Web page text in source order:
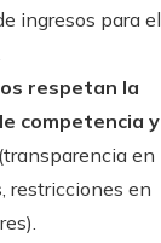
ingresos para el
respetan la
competencia y
(transparencia en
restricciones en